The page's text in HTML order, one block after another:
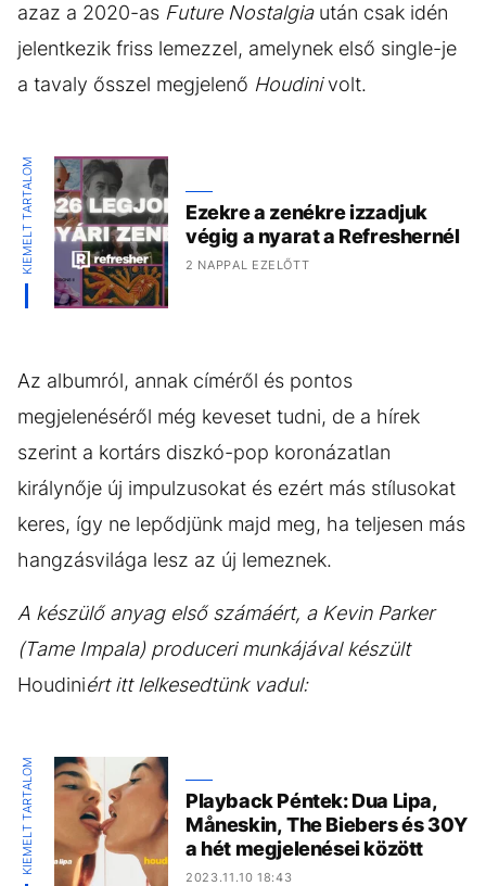
azaz a 2020-as Future Nostalgiaután csak idén
jelentkezik friss lemezzel, amelynek első single-je
a tavaly ősszel megjelenő Houdinivolt.
KIEMELT TARTALOM
Ezekre a zenékre izzadjuk
végig a nyarat a Refreshernél
2 NAPPAL EZELŐTT
Az albumról, annak címéről és pontos
megjelenéséről még keveset tudni, de a hírek
szerint a kortárs diszkó-pop koronázatlan
királynője új impulzusokat és ezért más stílusokat
keres, így ne lepődjünk majd meg, ha teljesen más
hangzásvilága lesz az új lemeznek.
A készülő anyag első számáért, a Kevin Parker
(Tame Impala) produceri munkájával készült
Houdiniért itt lelkesedtünk vadul:
KIEMELT TARTALOM
Playback Péntek: Dua Lipa,
Måneskin, The Biebers és 30Y
a hét megjelenései között
2023.11.10 18:43